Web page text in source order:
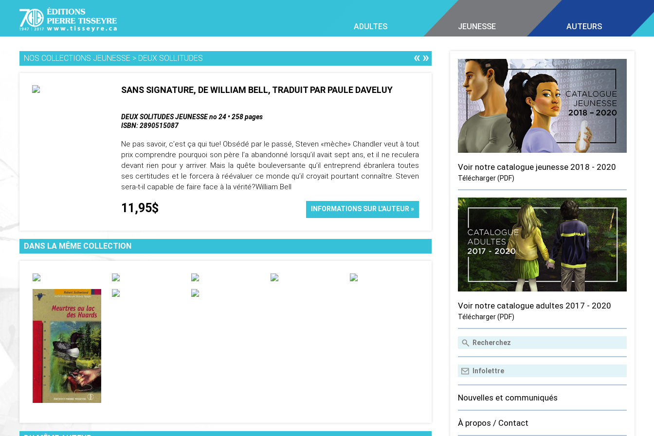
ADULTES JEUNESSE AUTEURS
NOS COLLECTIONS JEUNESSE > DEUX SOLLITUDES «»
SANS SIGNATURE, DE WILLIAM BELL, TRADUIT PAR PAULE DAVELUY
DEUX SOLITUDES JEUNESSE no 24 • 258 pages
ISBN: 2890515087
Ne pas savoir, c’est ça qui tue! Obsédé par le passé, Steven «mèche» Chandler veut à tout
prix comprendre pourquoi son père l’a abandonné lorsqu’il avait sept ans, et il ne reculera
devant rien pour y arriver. Mais la quête bouleversante qu’il entreprend ébranlera toutes
ses certitudes et le forcera à réévaluer ce monde qu’il croyait pourtant connaître. Steven
sera-t-il capable de faire face à la vérité?William Bell
11,95$ INFORMATIONS SUR L'AUTEUR »
DANS LA MÊME COLLECTION
Voir notre catalogue jeunesse 2018 - 2020
Télécharger (PDF)
Voir notre catalogue adultes 2017 - 2020
Télécharger (PDF)
Nouvelles et communiqués
À propos / Contact